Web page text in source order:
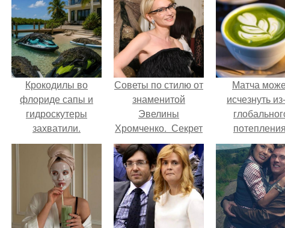
Крокодилы во
флориде сапы и
гидроскутеры
захватили.
Советы по стилю от
знаменитой
Эвелины
Хромченко. Секрет
успеха - простые
решения.
Матча
исчезнуть